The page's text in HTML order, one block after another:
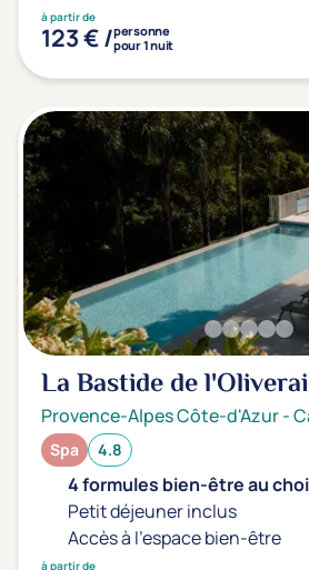
à partir de
123 € /personne
pour 1 nuit
La Bastide de
Provence-Alpes Côte-d'Azur-
Spa 4.8
4 formules bien-être au
Petit déjeuner inclus
Accès à l'espace bien-être
à partir de